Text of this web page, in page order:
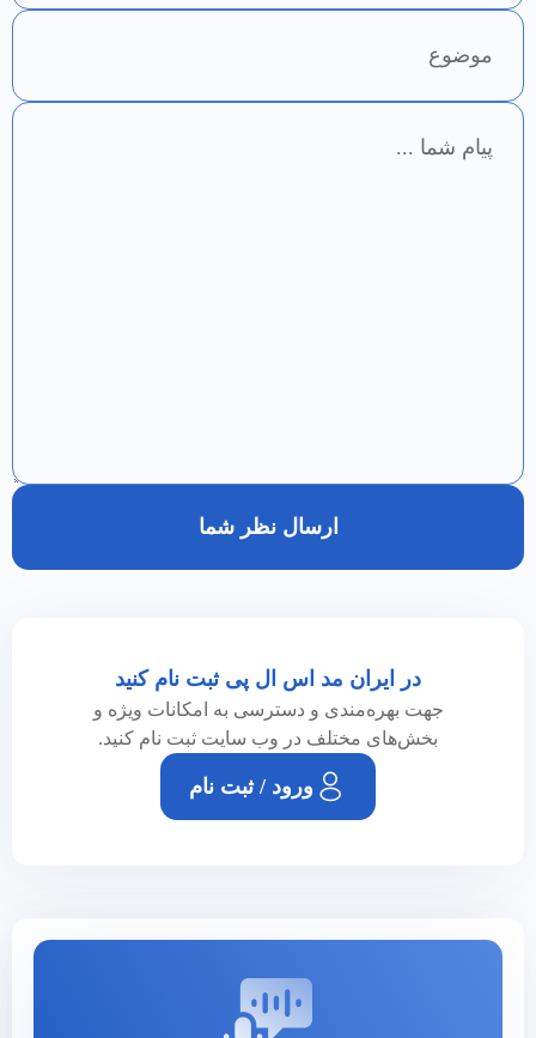
جلسه به گفتار درمانی مراجعه می‌کند.
ارسال نظر شما
در ایران مد اس ال پی ثبت نام کنید
جهت بهره‌مندی و دسترسی به امکانات ویژه و
بخش‌های مختلف در وب سایت ثبت نام کنید.
ورود / ثبت نام